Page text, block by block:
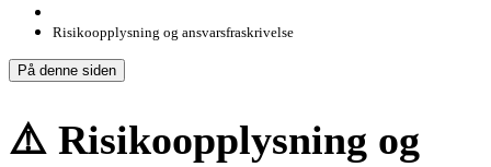
Risikoopplysning og ansvarsfraskrivelse
På denne siden
⚠️ Risikoopplysning og